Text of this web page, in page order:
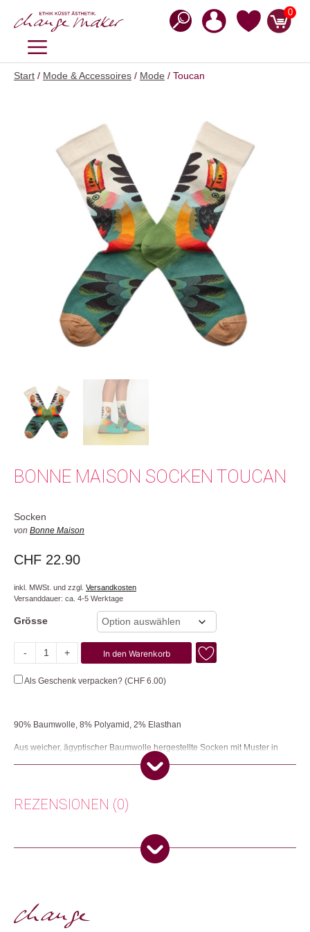
Inhalt
0
MENÜ
Start / Mode & Accessoires / Mode / Toucan
BONNE MAISON SOCKEN TOUCAN
Socken
von Bonne Maison
CHF 22.90
inkl. MWSt. und zzgl. Versandkosten
Versanddauer: ca. 4-5 Werktage
Grösse
-
Toucan
+ In den Warenkorb
Als Geschenk verpacken? (CHF 6.00)
90% Baumwolle, 8% Polyamid, 2% Elasthan
Aus weicher, ägyptischer Baumwolle hergestellte Socken mit Muster in
Artikelnummer: 112530
Weitere Produkte shoppen, die diesem Changemaker Kriterium
REZENSIONEN (0)
Es gibt noch keine Rezensionen.